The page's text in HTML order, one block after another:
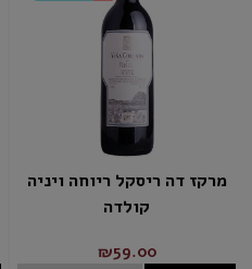
מרקז דה ריסקל ריוחה ויניה
קולדה
₪59.00